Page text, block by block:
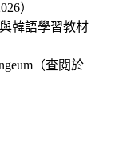
）
與韓語學習教材
（查閱於